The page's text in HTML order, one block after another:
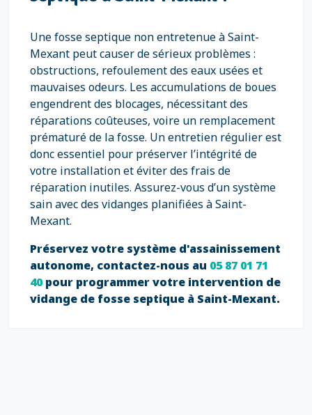
Une fosse septique non entretenue à Saint-
Mexant peut causer de sérieux problèmes :
obstructions, refoulement des eaux usées et
mauvaises odeurs. Les accumulations de boues
engendrent des blocages, nécessitant des
réparations coûteuses, voire un remplacement
prématuré de la fosse. Un entretien régulier est
donc essentiel pour préserver l’intégrité de
votre installation et éviter des frais de
réparation inutiles. Assurez-vous d’un système
sain avec des vidanges planifiées à Saint-
Mexant.
Préservez votre système d'assainissement
autonome, contactez-nous au 05 87 01 71
40pour programmer votre intervention de
vidange de fosse septique à Saint-Mexant.